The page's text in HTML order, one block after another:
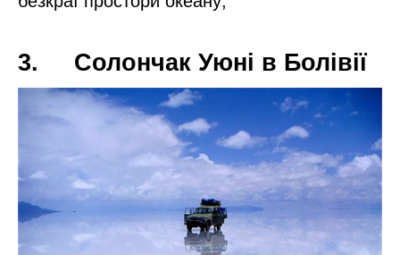
Таїланд
Тут прекрасно все. І не важливо в який